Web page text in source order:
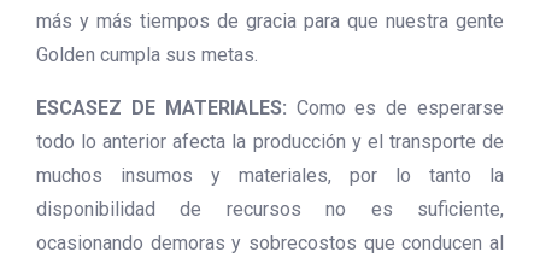
más y más tiempos de gracia para que nuestra gente
Golden cumpla sus metas.
ESCASEZ DE MATERIALES: Como es de esperarse
todo lo anterior afecta la producción y el transporte de
muchos insumos y materiales, por lo tanto la
disponibilidad de recursos no es suficiente,
ocasionando demoras y sobrecostos que conducen al